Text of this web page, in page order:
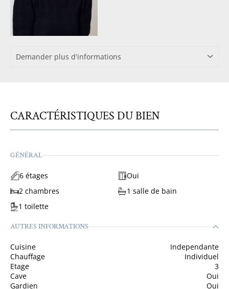
Demander plus d'informations
CARACTÉRISTIQUES DU BIEN
GÉNÉRAL
6 étages
Oui
2 chambres
1 salle de bain
1 toilette
AUTRES INFORMATIONS
Cuisine
Independante
Chauffage
Individuel
Etage
3
Cave
Oui
Gardien
Oui